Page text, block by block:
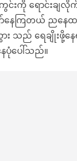
းကို ရောင်းချလို
ေကြတယ် ညနေထ
း သည် ရေချိုးဖို့န
ပုံပေါ်သည်။